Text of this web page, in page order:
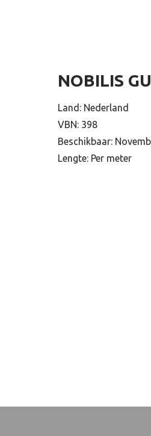
NOBILIS
Land: Nederland
VBN: 398
Beschikbaar:
Lengte: Per meter